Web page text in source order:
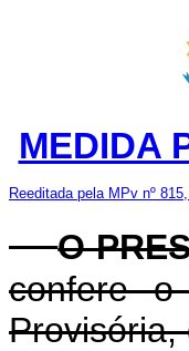
MEDIDA
Reeditada pela MPv nº
O
confere
Provisória,